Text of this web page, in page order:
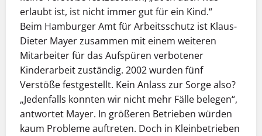
erlaubt ist, ist nicht immer gut für ein Kind.“
Beim Hamburger Amt für Arbeitsschutz ist Klaus-
Dieter Mayer zusammen mit einem weiteren
Mitarbeiter für das Aufspüren verbotener
Kinderarbeit zuständig. 2002 wurden fünf
Verstöße festgestellt. Kein Anlass zur Sorge also?
„Jedenfalls konnten wir nicht mehr Fälle belegen“,
antwortet Mayer. In größeren Betrieben würden
kaum Probleme auftreten. Doch in Kleinbetrieben